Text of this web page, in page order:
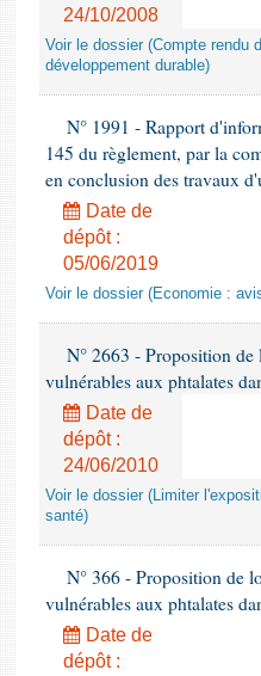
24/10/2008
Voir le dossier (Compte rendu
développement durable)
N° 1991 - Rapport
145 du règlement, par la
en conclusion des travaux
Date de
dépôt :
05/06/2019
Voir le dossier (Economie :
N° 2663 - Proposition
vulnérables aux phtalates
Date de
dépôt :
24/06/2010
Voir le dossier (Limiter
santé)
N° 366 - Proposition de
vulnérables aux phtalates
Date de
dépôt :